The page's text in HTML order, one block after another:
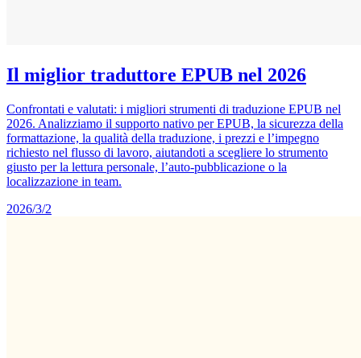
Il miglior traduttore EPUB nel 2026
Confrontati e valutati: i migliori strumenti di traduzione EPUB nel
2026. Analizziamo il supporto nativo per EPUB, la sicurezza della
formattazione, la qualità della traduzione, i prezzi e l’impegno
richiesto nel flusso di lavoro, aiutandoti a scegliere lo strumento
giusto per la lettura personale, l’auto-pubblicazione o la
localizzazione in team.
2026/3/2